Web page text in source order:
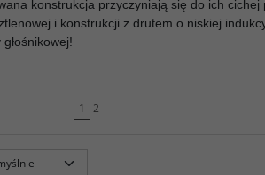
konstrukcja przyczyniają się do ich cichej
i konstrukcji z drutem o niskiej
1 2